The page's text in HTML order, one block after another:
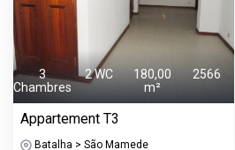
3
Chambres
2 WC
180,00
m²
2566
Appartement T3
Batalha > São Mamede